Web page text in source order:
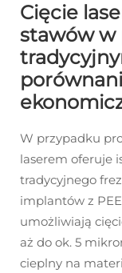
Cięcie
stawów w
W przypadku
laserem oferuje
tradycyjnego
implantów z
umożliwiają
aż do ok. 5
cieplny na